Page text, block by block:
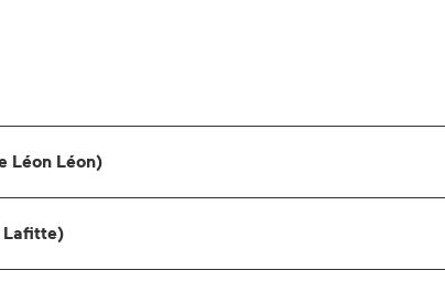
Léon Léon)
Lafitte)